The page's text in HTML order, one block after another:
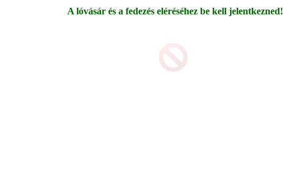
A lóvásár és a fedezés eléréséhez be kell jelentkezned!